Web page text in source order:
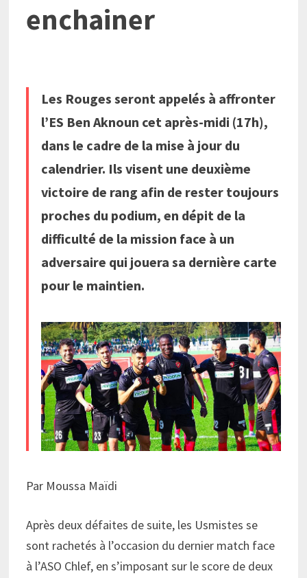
enchainer
Les Rouges seront appelés à affronter
l’ES Ben Aknoun cet après-midi (17h),
dans le cadre de la mise à jour du
calendrier. Ils visent une deuxième
victoire de rang afin de rester toujours
proches du podium, en dépit de la
difficulté de la mission face à un
adversaire qui jouera sa dernière carte
pour le maintien.
Par Moussa Maïdi
Après deux défaites de suite, les Usmistes se
sont rachetés à l’occasion du dernier match face
à l’ASO Chlef, en s’imposant sur le score de deux